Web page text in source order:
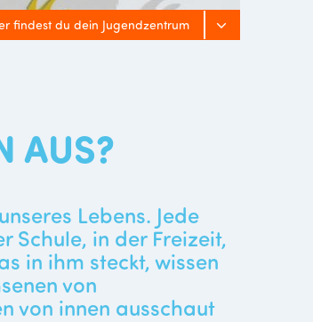
findest du dein Jugendzentrum
AUS?
Lebens. Jede
Schule, in der Freizeit,
in ihm steckt, wissen
von
von innen ausschaut